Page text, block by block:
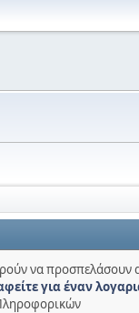
να προσπελάσουν
για έναν